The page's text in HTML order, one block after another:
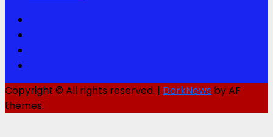
Copyright © All rights reserved. | DarkNews by AF
themes.